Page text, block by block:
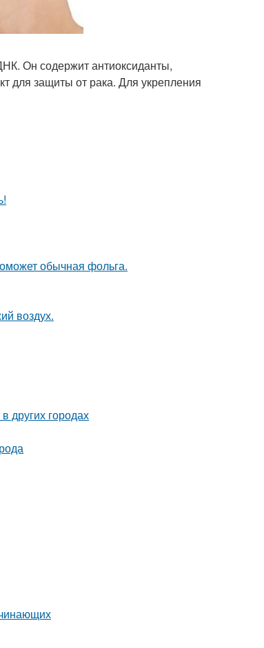
Он содержит антиоксиданты,
для защиты от рака. Для укрепления
обычная фольга.
воздух.
других городах